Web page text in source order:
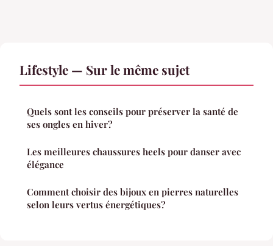
Lifestyle — Sur le même sujet
Quels sont les conseils pour préserver la santé de
ses ongles en hiver?
Les meilleures chaussures heels pour danser avec
élégance
Comment choisir des bijoux en pierres naturelles
selon leurs vertus énergétiques?